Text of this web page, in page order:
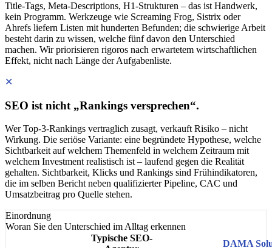
Title-Tags, Meta-Descriptions, H1-Strukturen – das ist Handwerk,
kein Programm. Werkzeuge wie Screaming Frog, Sistrix oder
Ahrefs liefern Listen mit hunderten Befunden; die schwierige Arbeit
besteht darin zu wissen, welche fünf davon den Unterschied
machen. Wir priorisieren rigoros nach erwartetem wirtschaftlichen
Effekt, nicht nach Länge der Aufgabenliste.
✕
SEO ist nicht „Rankings versprechen“.
Wer Top-3-Rankings vertraglich zusagt, verkauft Risiko – nicht
Wirkung. Die seriöse Variante: eine begründete Hypothese, welche
Sichtbarkeit auf welchem Themenfeld in welchem Zeitraum mit
welchem Investment realistisch ist – laufend gegen die Realität
gehalten. Sichtbarkeit, Klicks und Rankings sind Frühindikatoren,
die im selben Bericht neben qualifizierter Pipeline, CAC und
Umsatzbeitrag pro Quelle stehen.
Einordnung
Woran Sie den Unterschied im Alltag erkennen
Typische SEO-
DAMA